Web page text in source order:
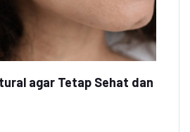
agar Tetap Sehat dan